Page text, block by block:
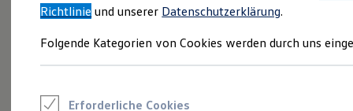
Volkswagen Marktplatz
Junge Gebrauchtwagen und Gebrauchtwagen
Saisonangebote
Richtlinie und unserer Datenschutzerklärung.
Folgende Kategorien von Cookies werden durch uns
Erforderliche Cookies